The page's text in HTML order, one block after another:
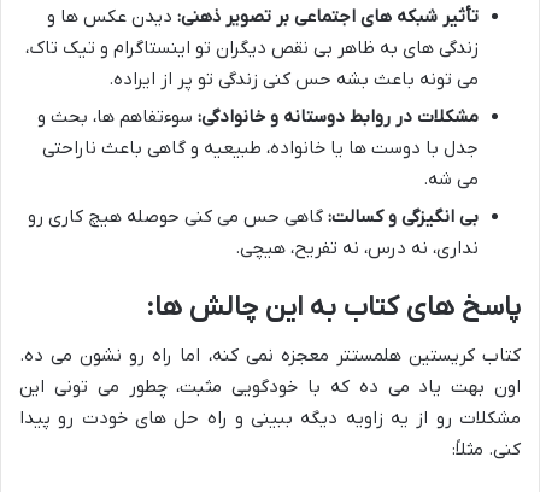
تأثیر شبکه های اجتماعی بر تصویر ذهنی: دیدن عکس ها و
زندگی های به ظاهر بی نقص دیگران تو اینستاگرام و تیک تاک،
می تونه باعث بشه حس کنی زندگی تو پر از ایراده.
مشکلات در روابط دوستانه و خانوادگی: سوءتفاهم ها، بحث و
جدل با دوست ها یا خانواده، طبیعیه و گاهی باعث ناراحتی
می شه.
بی انگیزگی و کسالت: گاهی حس می کنی حوصله هیچ کاری رو
نداری، نه درس، نه تفریح، هیچی.
پاسخ های کتاب به این چالش ها:
کتاب کریستین هلمستتر معجزه نمی کنه، اما راه رو نشون می ده.
اون بهت یاد می ده که با خودگویی مثبت، چطور می تونی این
مشکلات رو از یه زاویه دیگه ببینی و راه حل های خودت رو پیدا
کنی. مثلاً: